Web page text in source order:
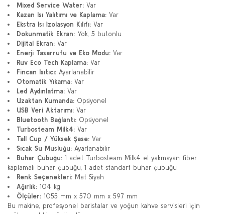
Mixed Service Water: Var
Kazan Isı Yalıtımı ve Kaplama: Var
Ekstra Isı İzolasyon Kılıfı: Var
Dokunmatik Ekran: Yok, 5 butonlu
Dijital Ekran: Var
Enerji Tasarrufu ve Eko Modu: Var
Ruv Eco Tech Kaplama: Var
Fincan Isıtıcı: Ayarlanabilir
Otomatik Yıkama: Var
Led Aydınlatma: Var
Uzaktan Kumanda: Opsiyonel
USB Veri Aktarımı: Var
Bluetooth Bağlantı: Opsiyonel
Turbosteam Milk4: Var
Tall Cup / Yüksek Şase: Var
Sıcak Su Musluğu: Ayarlanabilir
Buhar Çubuğu: 1 adet Turbosteam Milk4 el yakmayan fiber
kaplamalı buhar çubuğu, 1 adet standart buhar çubuğu
Renk Seçenekleri: Mat Siyah
Ağırlık: 104 kg
Ölçüler: 1055 mm x 570 mm x 597 mm
Bu makine, profesyonel baristalar ve yoğun kahve servisleri için